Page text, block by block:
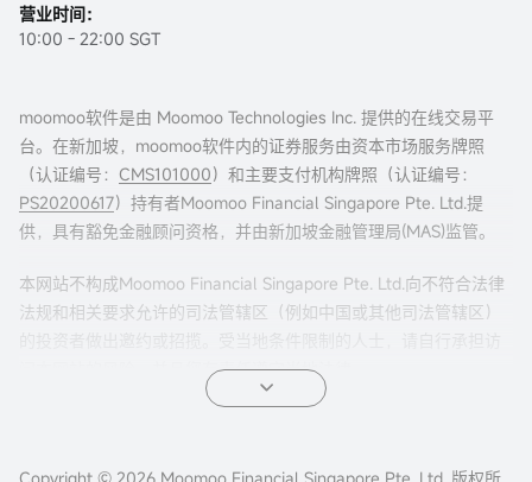
营业时间：
10:00 - 22:00 SGT
moomoo软件是由 Moomoo Technologies Inc. 提供的在线交易平
台。在新加坡，moomoo软件内的证券服务由资本市场服务牌照
（认证编号： CMS101000）和主要支付机构牌照（认证编号：
PS20200617）持有者Moomoo Financial Singapore Pte. Ltd.提
供，具有豁免金融顾问资格，并由新加坡金融管理局(MAS)监管。
本网站不构成Moomoo Financial Singapore Pte. Ltd.向不符合法律
法规和相关要求允许的司法管辖区（例如中国或其他司法管辖区）
问本网站的风险，并且您有责任遵守当地法律。
Copyright © 2026 Moomoo Financial Singapore Pte. Ltd. 版权所